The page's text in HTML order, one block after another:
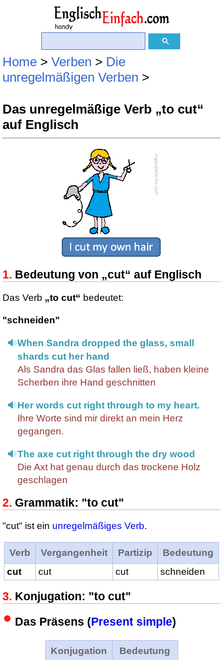
Home > Verben > Die
unregelmäßigen Verben >
Das unregelmäßige Verb „to cut“
auf Englisch
Bedeutung von „cut“ auf Englisch
Das Verb „to cut“ bedeutet:
"schneiden"
When Sandra dropped the glass, small
shards cut her hand
Als Sandra das Glas fallen ließ, haben kleine
Scherben ihre Hand geschnitten
Her words cut right through to my heart.
Ihre Worte sind mir direkt an mein Herz
gegangen.
The axe cut right through the dry wood
Die Axt hat genau durch das trockene Holz
geschlagen
Grammatik: "to cut"
"cut" ist ein unregelmäßiges Verb.
Verb Vergangenheit Partizip
Bedeutung
cut
cut cut schneiden
Konjugation: "to cut"
Das Präsens (Present simple)
Konjugation Bedeutung